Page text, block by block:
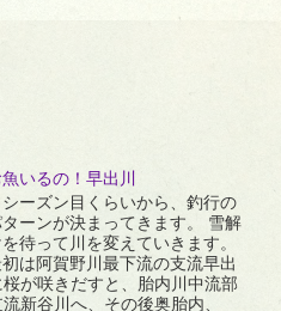
いるの！早出川
シーズン目くらいから、釣行の
ーンが決まってきます。 雪解
待って川を変えていきます。
は阿賀野川最下流の支流早出
が咲きだすと、胎内川中流部
新谷川へ、その後奥胎内、